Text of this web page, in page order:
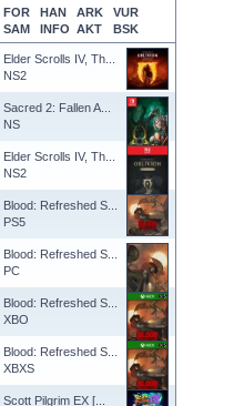
FOR HAN ARK
VUR
SAM INFO AKT BSK
Elder Scrolls IV, Th...
NS2
Sacred 2: Fallen A...
NS
Elder Scrolls IV, Th...
NS2
Blood: Refreshed S...
PS5
Blood: Refreshed S...
PC
Blood: Refreshed S...
XBO
Blood: Refreshed S...
XBXS
Scott Pilgrim EX [...